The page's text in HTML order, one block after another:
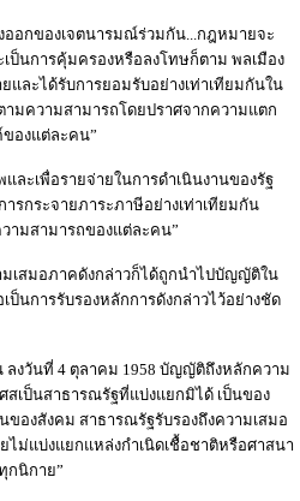
อกของเจตนารมณ์ร่วมกัน...กฎหมายจะ
ป็นการคุ้มครองหรือลงโทษก็ตาม พลเมือง
ละได้รับการยอมรับอย่างเท่าเทียมกันใน
ามความสามารถโดยปราศจากความแตก
ของแต่ละคน”
ะเพื่อรายจ่ายในการดำเนินงานของรัฐ
รกระจายภาระภาษีอย่างเท่าเทียมกัน
ามสามารถของแต่ละคน”
สมอภาคดังกล่าวก็ได้ถูกนำไปบัญญัติใน
ป็นการรับรองหลักการดังกล่าวไว้อย่างชัด
งวันที่ 4 ตุลาคม 1958 บัญญัติถึงหลักความ
สเป็นสาธารณรัฐที่แบ่งแยกมิได้ เป็นของ
ของสังคม สาธารณรัฐรับรองถึงความเสมอ
ม่แบ่งแยกแหล่งกำเนิดเชื้อชาติหรือศาสนา
กนิกาย”